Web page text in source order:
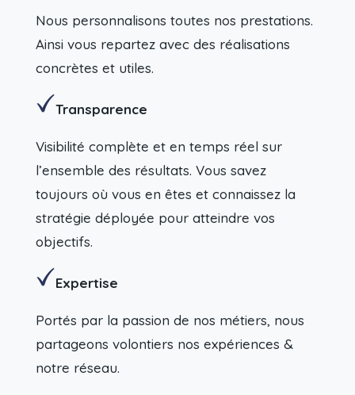
Nous personnalisons toutes nos prestations.
Ainsi vous repartez avec des réalisations
concrètes et utiles.
Transparence
Visibilité complète et en temps réel sur
l’ensemble des résultats. Vous savez
toujours où vous en êtes et connaissez la
stratégie déployée pour atteindre vos
objectifs.
Expertise
Portés par la passion de nos métiers, nous
partageons volontiers nos expériences &
notre réseau.